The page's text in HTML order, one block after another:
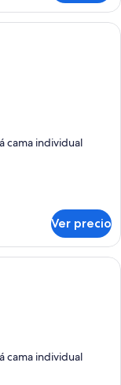
hotel con una cama
cama individual
Ver precio
Plunge Pool | Vista
cama individual